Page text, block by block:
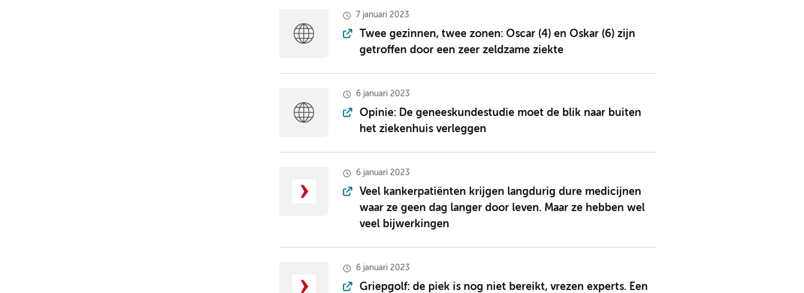
7 januari 2023
Twee gezinnen, twee zonen: Oscar (4) en Oskar (6) zijn
getroffen door een zeer zeldzame ziekte
6 januari 2023
Opinie: De geneeskundestudie moet de blik naar buiten
het ziekenhuis verleggen
6 januari 2023
Veel kankerpatiënten krijgen langdurig dure medicijnen
waar ze geen dag langer door leven. Maar ze hebben wel
veel bijwerkingen
6 januari 2023
Griepgolf: de piek is nog niet bereikt, vrezen experts. Een